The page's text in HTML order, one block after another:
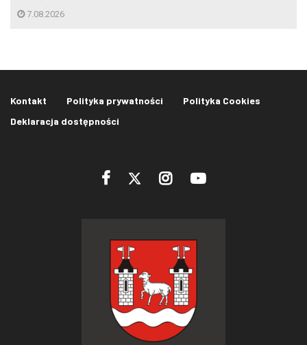
7.08.2026
Kontakt Polityka prywatności
Polityka Cookies
Deklaracja dostępności